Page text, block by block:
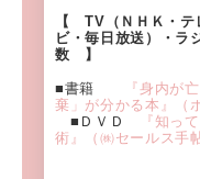
【 TV（ＮＨＫ・テ
ビ・毎日放送）・ラ
数 】
■書籍
『身内が
棄」が分かる本』（
■ＤＶＤ
『知っ
術』（㈱セールス手